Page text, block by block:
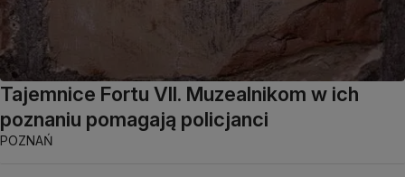
Tajemnice Fortu VII. Muzealnikom w ich
poznaniu pomagają policjanci
POZNAŃ